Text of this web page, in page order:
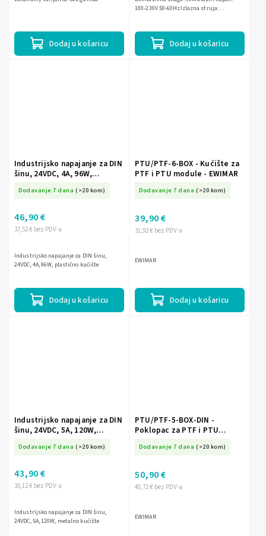
Dodaj u košaricu Dodaj u košaricu
100-230V 50-60HzIzlazna struja:
Industrijsko napajanje za DIN
šinu, 24VDC, 4A, 96W,
Dodavanje 7 dana (>20 kom)
37,52 € bez PDV-a
46,90 €
Dodaj u košaricu
Industrijsko napajanje za DIN šinu,
24VDC, 4A, 96W, plastično kućište
PTU/PTF-6-BOX - Kućište za
PTF i PTU module - EWIMAR
Dodavanje 7 dana (>20 kom)
31,92 € bez PDV-a
39,90 €
Dodaj u košaricu
EWIMAR
Industrijsko napajanje za DIN
šinu, 24VDC, 5A, 120W,
Dodavanje 7 dana (>20 kom)
35,12 € bez PDV-a
43,90 €
Industrijsko napajanje za DIN šinu,
24VDC, 5A, 120W, metalno kućište
PTU/PTF-5-BOX-DIN -
Poklopac za PTF i PTU
Dodavanje 7 dana (>20 kom)
40,72 € bez PDV-a
50,90 €
EWIMAR